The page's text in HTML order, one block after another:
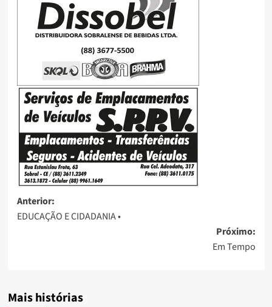
Anterior:
EDUCAÇÃO E CIDADANIA •
Próximo:
Em Tempo
Mais histórias